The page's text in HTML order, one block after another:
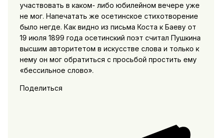
участвовать в каком- либо юбилейном вечере уже
не мог. Напечатать же осетинское стихотворение
было негде. Как видно из письма Коста к Баеву от
19 июля 1899 года осетинский поэт считал Пушкина
высшим авторитетом в искусстве слова и только к
нему он мог обратиться с просьбой простить ему
«бессильное слово».
Поделиться